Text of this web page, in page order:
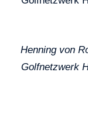
Henning von
Golfnetzwerk